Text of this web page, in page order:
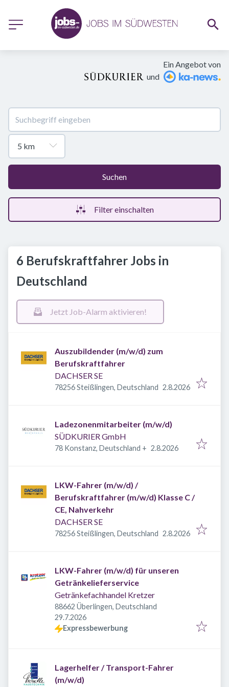
Ein Angebot von
und
Suchen
Filter einschalten
6 Berufskraftfahrer Jobs in
Deutschland
Jetzt Job-Alarm aktivieren!
Auszubildender (m/w/d) zum
Berufskraftfahrer
DACHSER SE
78256 Steißlingen, Deutschland Veröffentlicht
2.8.2026
Ladezonenmitarbeiter (m/w/d)
SÜDKURIER GmbH
78 Konstanz, Deutschland + Veröffentlicht :
2.8.2026
LKW-Fahrer (m/w/d) /
Berufskraftfahrer (m/w/d) Klasse C /
CE, Nahverkehr
DACHSER SE
78256 Steißlingen, Deutschland Veröffentlicht
2.8.2026
LKW-Fahrer (m/w/d) für unseren
Getränkelieferservice
Getränkefachhandel Kretzer
88662 Überlingen, Deutschland
Veröffentlicht
29.7.2026
Expressbewerbung
Lagerhelfer / Transport-Fahrer
(m/w/d)